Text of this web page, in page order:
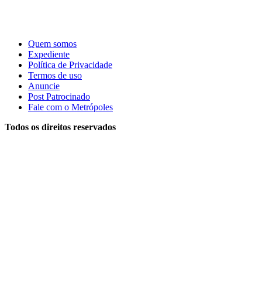
Quem somos
Expediente
Política de Privacidade
Termos de uso
Anuncie
Post Patrocinado
Fale com o Metrópoles
Todos os direitos reservados